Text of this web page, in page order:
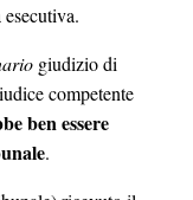
giudizio di
competente
ben essere
.